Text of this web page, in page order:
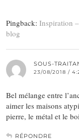
Pingback: Inspiration
blog
SOUS-
23/08/2018 /
Bel mélange entre
aimer les maisons
pierre, le métal et le
RÉPONDRE